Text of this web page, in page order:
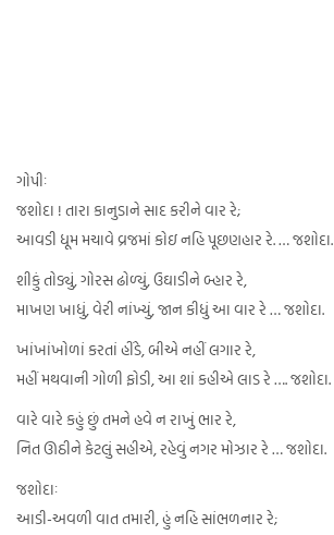
ગોપીઃ
જશોદા ! તારા કાનુડાને સાદ કરીને વાર રે;
આવડી ધૂમ મચાવે વ્રજમાં કોઇ નહિ પૂછણહાર રે. … જશોદા.
શીકું તોડ્યું, ગોરસ ઢોળ્યું, ઉઘાડીને બ્હાર રે,
માખણ ખાધું, વેરી નાંખ્યું, જાન કીધું આ વાર રે … જશોદા.
ખાંખાંખોળાં કરતાં હીંડે, બીએ નહીં લગાર રે,
મહીં મથવાની ગોળી ફોડી, આ શાં કહીએ લાડ રે …. જશોદા.
વારે વારે કહું છું તમને હવે ન રાખું ભાર રે,
નિત ઊઠીને કેટલું સહીએ, રહેવું નગર મોઝાર રે … જશોદા.
જશોદાઃ
આડી-અવળી વાત તમારી, હું નહિ સાંભળનાર રે;